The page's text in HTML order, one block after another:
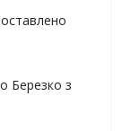
Березко з